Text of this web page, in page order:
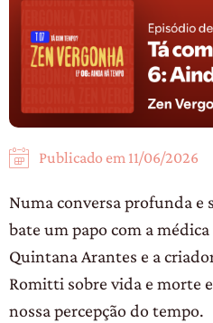
Publicado em 11/06/2026
Numa conversa profunda e
bate um papo com a
Quintana Arantes e a
Romitti sobre vida e morte
nossa percepção do tempo.